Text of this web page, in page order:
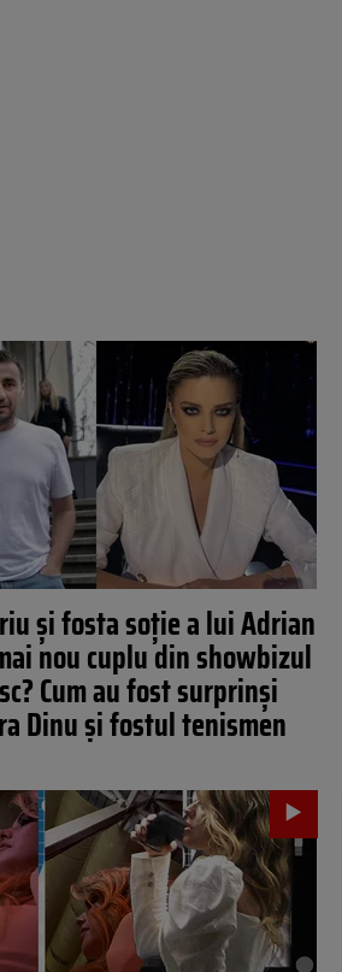
și fosta soție a lui Adrian
nou cuplu din showbizul
Cum au fost surprinși
Dinu și fostul tenismen